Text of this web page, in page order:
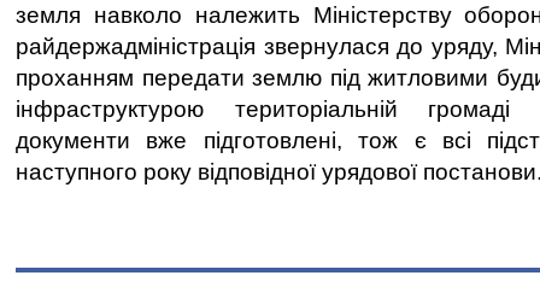
земля навколо належить Міністерству
райдержадміністрація звернулася до уряду,
проханням передати землю під житловими
інфраструктурою територіальній
документи вже підготовлені, тож є всі
наступного року відповідної урядової